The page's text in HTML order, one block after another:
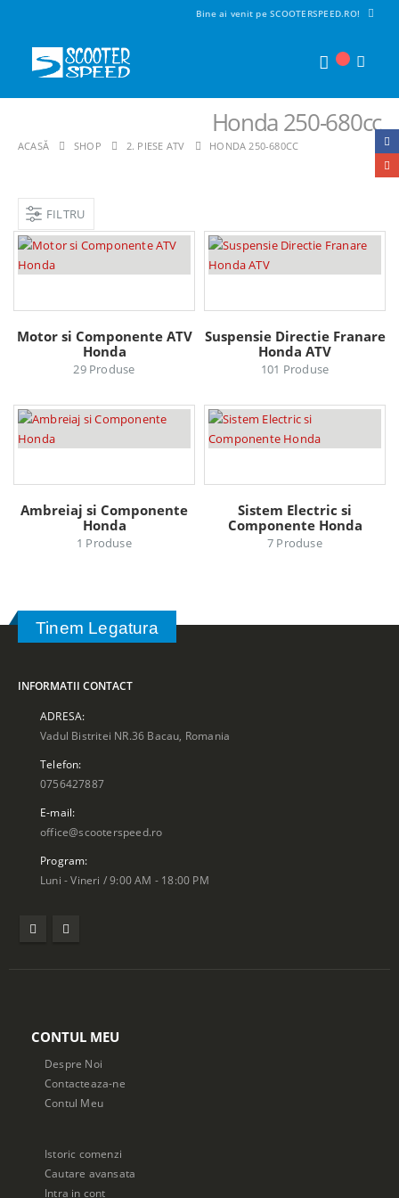
Bine ai venit pe SCOOTERSPEED.RO!
Honda 250-680cc
ACASĂ SHOP 2. PIESE ATV HONDA 250-680CC
FILTRU
Motor si Componente ATV
Honda
29Produse
Suspensie Directie Franare
Honda ATV
101 Produse
Ambreiaj si Componente
Honda
1 Produse
Sistem Electric si
Componente Honda
7 Produse
0din 5
590,00
Original price
was:
price is:
470,00 lei.
Tinem Legatura
INFORMATII CONTACT
ADRESA:
Vadul Bistritei NR.36 Bacau, Romania
Telefon:
0756427887
E-mail:
office@scooterspeed.ro
Program:
Luni - Vineri / 9:00 AM - 18:00 PM
CONTUL MEU
Despre Noi
Contacteaza-ne
Contul Meu
Istoric comenzi
Cautare avansata
Intra in cont